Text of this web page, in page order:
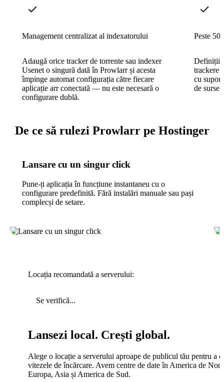
Management centralizat al indexatorului
Adaugă orice tracker de torrente sau indexer
Usenet o singură dată în Prowlarr și acesta
împinge automat configurația către fiecare
aplicație arr conectată — nu este necesară o
configurare dublă.
Peste
trackere
cu
de surse
De ce să rulezi Prowlarr pe Hostinger
Lansare cu un singur click
Pune-ți aplicația în funcțiune instantaneu cu o
configurare predefinită. Fără instalări manuale sau pași
complecși de setare.
Locația recomandată a serverului:
Se verifică...
Lansezi local. Crești global.
Alege o locație a serverului aproape de publicul tău pentru a
vitezele de încărcare. Avem centre de date în America de
Europa, Asia și America de Sud.